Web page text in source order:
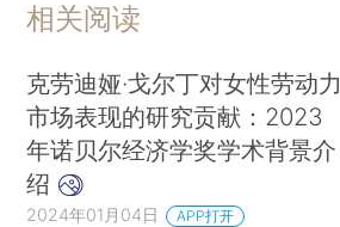
相关阅读
克劳迪娅·戈尔丁对女性劳动力
市场表现的研究贡献：2023
年诺贝尔经济学奖学术背景介
绍
2024年01月04日 APP打开